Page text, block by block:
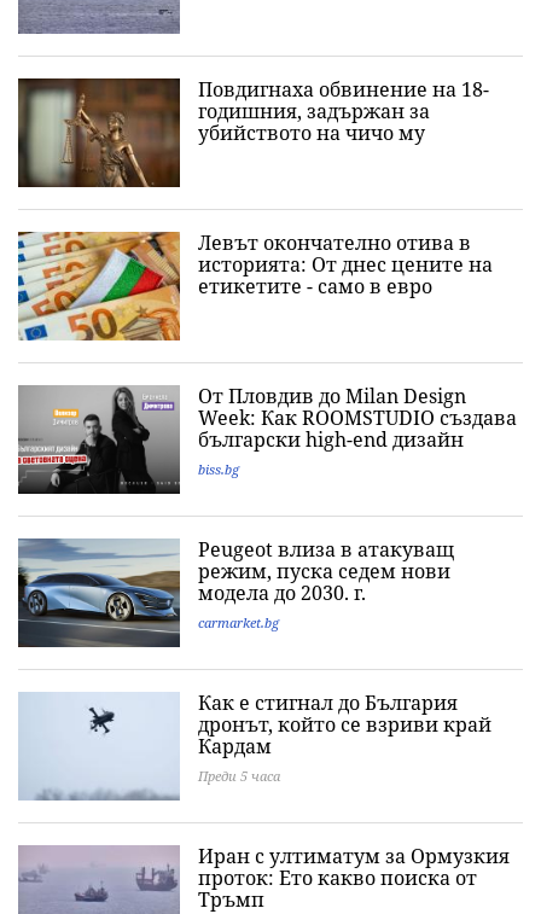
Повдигнаха обвинение на 18-
годишния, задържан за
убийството на чичо му
Левът окончателно отива в
историята: Oт днес цените на
етикетите - само в евро
От Пловдив до Milan Design
Week: Как ROOMSTUDIO създава
български high-end дизайн
biss.bg
Peugeot влиза в атакуващ
режим, пуска седем нови
модела до 2030. г.
carmarket.bg
Как е стигнал до България
дронът, който се взриви край
Кардам
Преди 5 часа
Иран с ултиматум за Ормузкия
проток: Ето какво поиска от
Тръмп